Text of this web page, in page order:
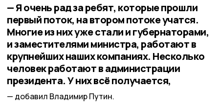
— Я очень рад за ребят, которые прошли
первый поток, на втором потоке учатся.
Многие из них уже стали и губернаторами,
и заместителями министра, работают в
крупнейших наших компаниях. Несколько
человек работают в администрации
президента. У них всё получается,
добавил Владимир Путин.